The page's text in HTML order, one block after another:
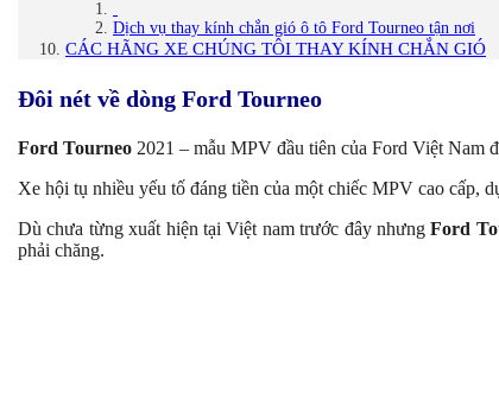
Dịch vụ thay kính chắn gió ô tô Ford Tourneo tận nơi
CÁC HÃNG XE CHÚNG TÔI THAY KÍNH CHẮN GIÓ
Đôi nét về dòng Ford Tourneo
Ford Tourneo 2021 – mẫu MPV đầu tiên của Ford Việt Nam
Xe hội tụ nhiều yếu tố đáng tiền của một chiếc MPV cao cấp,
Dù chưa từng xuất hiện tại Việt nam trước đây nhưngFord
phải chăng.